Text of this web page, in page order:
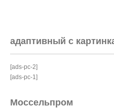
адаптивный с
[ads-pc-2]
[ads-pc-1]
Моссельпром